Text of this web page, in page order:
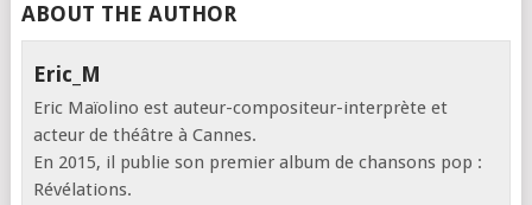
ABOUT THE AUTHOR
Eric_M
Eric Maïolino est auteur-compositeur-interprète et
acteur de théâtre à Cannes.
En 2015, il publie son premier album de chansons pop :
Révélations.